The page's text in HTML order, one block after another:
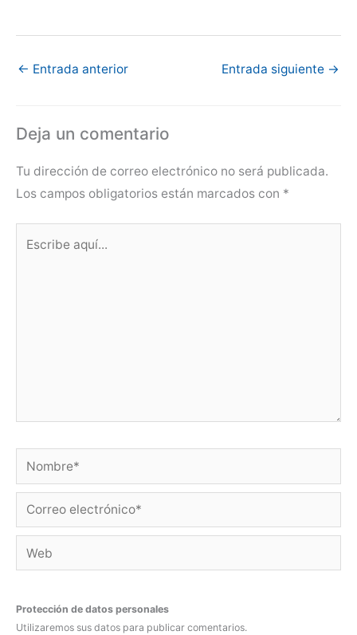
← Entrada anterior Entrada siguiente →
Deja un comentario
Tu dirección de correo electrónico no será publicada.
Los campos obligatorios están marcados con *
Nombre*
Correo
electrónico*
Web
Protección de datos personales
Utilizaremos sus datos para publicar comentarios.